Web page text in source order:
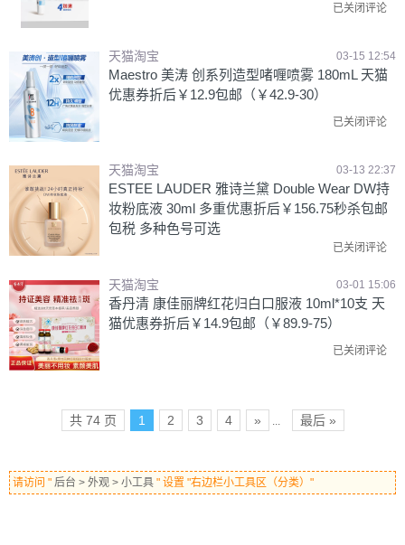
已关闭评论
天猫淘宝 03-15 12:54
Maestro 美涛 创系列造型啫喱喷雾 180mL 天猫
优惠券折后￥12.9包邮（￥42.9-30）
已关闭评论
天猫淘宝 03-13 22:37
ESTEE LAUDER 雅诗兰黛 Double Wear DW持
妆粉底液 30ml 多重优惠折后￥156.75秒杀包邮
包税 多种色号可选
已关闭评论
天猫淘宝 03-01 15:06
香丹清 康佳丽牌红花归白口服液 10ml*10支 天
猫优惠券折后￥14.9包邮（￥89.9-75）
已关闭评论
共 74 页 1 2 3 4 » ... 最后 »
请访问 " 后台 > 外观 > 小工具 " 设置 "右边栏小工具区（分类）"